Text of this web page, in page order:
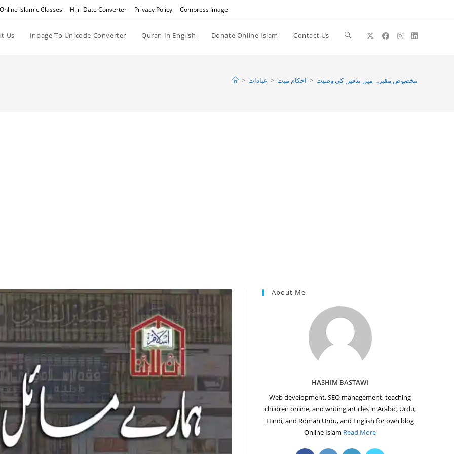
Online Islamic Classes Hijri Date Converter Privacy Policy Compress Image
Us Inpage To Unicode Converter Quran In English Donate Online Islam Contact Us Toggle
> عبادات > احکام میت > مخصوص مقبرہ میں تدفین کی وصیت
About Me
HASHIM BASTAWI
Web development, SEO management, teaching
children online, and writing articles in Arabic, Urdu,
Hindi, and Roman Urdu, and English for own blog
Online Islam Read More